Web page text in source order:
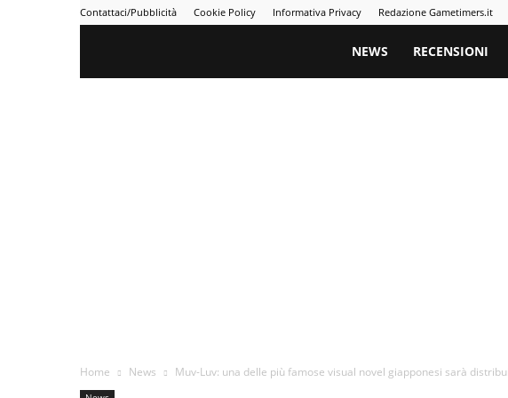
Contattaci/Pubblicità Cookie Policy Informativa Privacy Redazione Gametimers.it
Gametimers
NEWS RECENSIONI
Home News Muv-Luv: una delle più famose visual novel giapponesi sarà